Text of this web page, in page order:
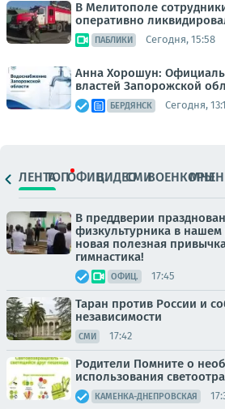
В Мелитополе
оперативно
ПАБЛИКИ Сегодня, 15:58
Анна Хорошун:
властей Запорожской
БЕРДЯНСК Сегодня,
ЛЕНТАТОПОФИЦ.ВИДЕОСМИВОЕНКОРЫ
В преддверии
физкультурника в нашем
новая полезная
гимнастика!
ОФИЦ. 17:45
Таран против России и
независимости
СМИ 17:42
Родители Помните о
использования
КАМЕНКА-ДНЕПРОВСКАЯ